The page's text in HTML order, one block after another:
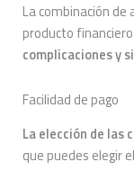
La combinación
producto
complicaciones y
Facilidad de pago
La elección de las
que puedes elegir